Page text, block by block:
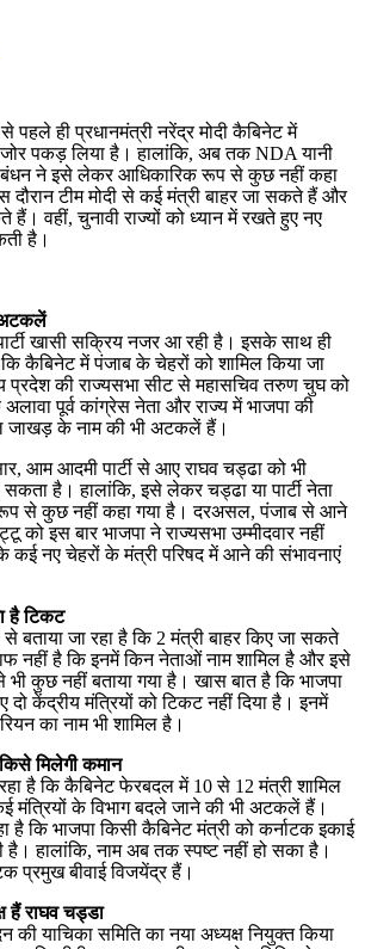
पहले ही प्रधानमंत्री नरेंद्र मोदी कैबिनेट में
पकड़ लिया है। हालांकि, अब तक NDA यानी
ने इसे लेकर आधिकारिक रूप से कुछ नहीं कहा
दौरान टीम मोदी से कई मंत्री बाहर जा सकते हैं और
वहीं, चुनावी राज्यों को ध्यान में रखते हुए नए
है।
अटकलें
खासी सक्रिय नजर आ रही है। इसके साथ ही
कैबिनेट में पंजाब के चेहरों को शामिल किया जा
प्रदेश की राज्यसभा सीट से महासचिव तरुण चुघ को
पूर्व कांग्रेस नेता और राज्य में भाजपा की
के नाम की भी अटकलें हैं।
आम आदमी पार्टी से आए राघव चड्ढा को भी
सकता है। हालांकि, इसे लेकर चड्ढा या पार्टी नेता
से कुछ नहीं कहा गया है। दरअसल, पंजाब से आने
को इस बार भाजपा ने राज्यसभा उम्मीदवार नहीं
कई नए चेहरों के मंत्री परिषद में आने की संभावनाएं
है टिकट
से बताया जा रहा है कि 2 मंत्री बाहर किए जा सकते
नहीं है कि इनमें किन नेताओं नाम शामिल है और इसे
कुछ नहीं बताया गया है। खास बात है कि भाजपा
दो केंद्रीय मंत्रियों को टिकट नहीं दिया है। इनमें
का नाम भी शामिल है।
किसे मिलेगी कमान
रहा है कि कैबिनेट फेरबदल में 10 से 12 मंत्री शामिल
मंत्रियों के विभाग बदले जाने की भी अटकलें हैं।
है कि भाजपा किसी कैबिनेट मंत्री को कर्नाटक इकाई
हालांकि, नाम अब तक स्पष्ट नहीं हो सका है।
प्रमुख बीवाई विजयेंद्र हैं।
हैं राघव चड्डा
याचिका समिति का नया अध्यक्ष नियुक्त किया